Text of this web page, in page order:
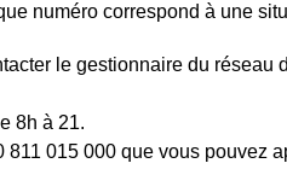
numéro correspond à une
le gestionnaire du réseau
8h à 21.
015 000 que vous pouvez